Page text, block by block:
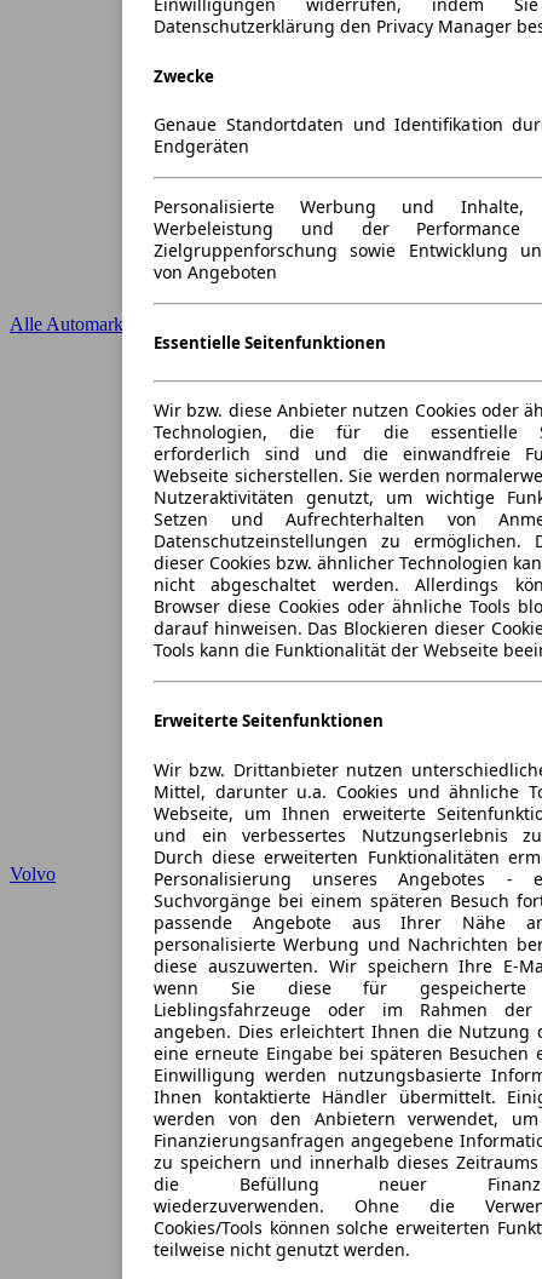
Einwilligungen widerrufen, indem
Datenschutzerklärung den Privacy Manager
Zwecke
Genaue Standortdaten und Identifikation
Endgeräten
Personalisierte Werbung und Inhalte,
Werbeleistung und der
Zielgruppenforschung sowie Entwicklung
von Angeboten
Essentielle Seitenfunktionen
Wir bzw. diese Anbieter nutzen Cookies oder
Technologien, die für die essentielle
erforderlich sind und die einwandfreie
Webseite sicherstellen. Sie werden
Nutzeraktivitäten genutzt, um wichtige
Setzen und Aufrechterhalten von
Datenschutzeinstellungen zu ermöglichen.
dieser Cookies bzw. ähnlicher Technologien
nicht abgeschaltet werden. Allerdings
Browser diese Cookies oder ähnliche Tools
darauf hinweisen. Das Blockieren dieser
Tools kann die Funktionalität der Webseite
Erweiterte Seitenfunktionen
Wir bzw. Drittanbieter nutzen
Mittel, darunter u.a. Cookies und ähnliche
Webseite, um Ihnen erweiterte
und ein verbessertes Nutzungserlebnis
Durch diese erweiterten Funktionalitäten
Personalisierung unseres Angebotes
Suchvorgänge bei einem späteren Besuch
passende Angebote aus Ihrer Nähe
personalisierte Werbung und Nachrichten
diese auszuwerten. Wir speichern Ihre E-
wenn Sie diese für gespeicherte
Lieblingsfahrzeuge oder im Rahmen der
angeben. Dies erleichtert Ihnen die Nutzung
eine erneute Eingabe bei späteren
Einwilligung werden nutzungsbasierte
Ihnen kontaktierte Händler übermittelt.
werden von den Anbietern verwendet,
Finanzierungsanfragen angegebene
zu speichern und innerhalb dieses
die Befüllung neuer
wiederzuverwenden. Ohne die
Cookies/Tools können solche erweiterten
teilweise nicht genutzt werden.
Alle Automarken
Volvo